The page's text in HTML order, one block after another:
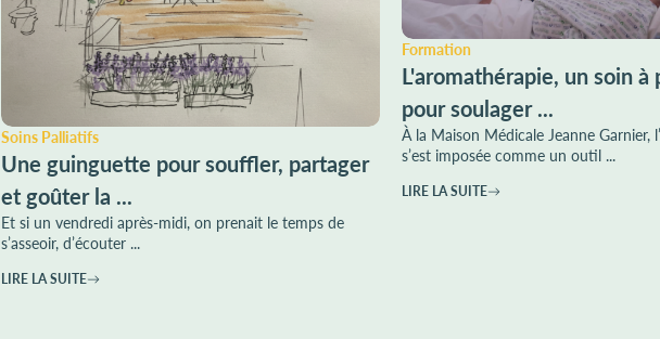
Soins Palliatifs
Une guinguette pour souffler, partager
et goûter la ...
Et si un vendredi après-midi, on prenait le temps de
s’asseoir, d’écouter ...
LIRE LA SUITE
Formation
L'aromathérapie, un soin
pour soulager ...
À la Maison Médicale Jeanne Garnier,
s’est imposée comme un outil ...
LIRE LA SUITE